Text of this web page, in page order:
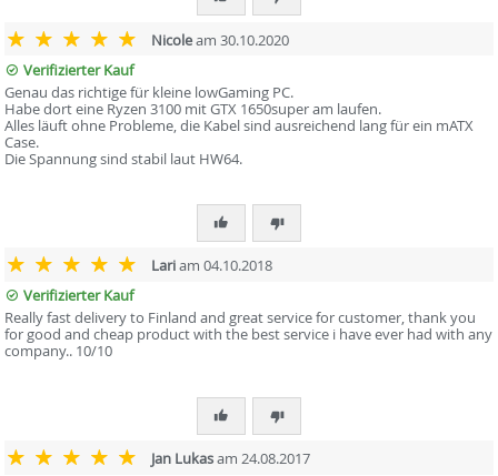
Nicoleam 30.10.2020
Verifizierter Kauf
Genau das richtige für kleine lowGaming PC.
Habe dort eine Ryzen 3100 mit GTX 1650super am laufen.
Alles läuft ohne Probleme, die Kabel sind ausreichend lang für ein mATX
Case.
Die Spannung sind stabil laut HW64.
Lariam 04.10.2018
Verifizierter Kauf
Really fast delivery to Finland and great service for customer, thank you
for good and cheap product with the best service i have ever had with any
company.. 10/10
Jan Lukasam 24.08.2017